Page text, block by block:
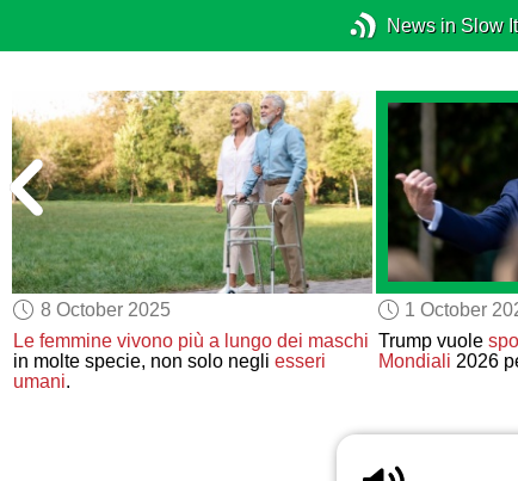
News in Slow
8 October 2025
Le femmine vivono più a lungo dei maschi
in molte specie, non solo negliesseri
umani.
1 October
Trump vuole
Mondiali 2026